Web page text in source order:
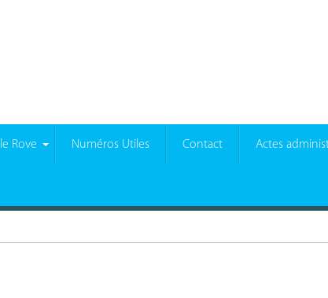
Rove Numéros Utiles Contact Actes